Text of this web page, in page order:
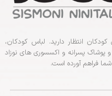
انتظار دارید. لباس کودکان،
پوشاک پسرانه و اکسسوری های نوزاد
فراهم آورده است.